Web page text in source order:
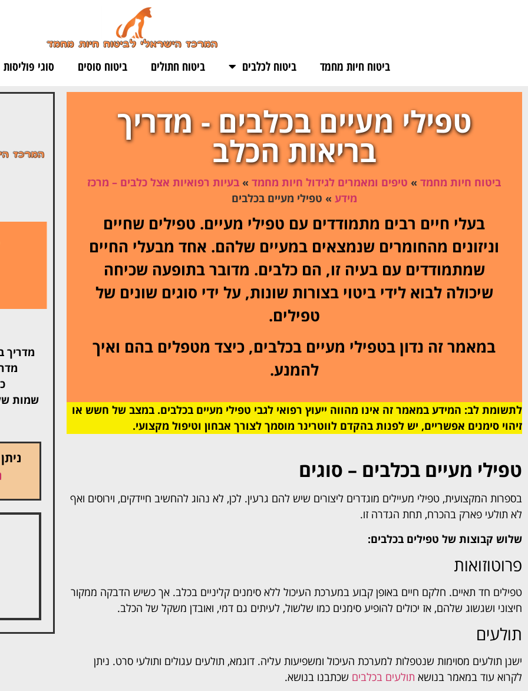
ביטוח חיות מחמד ביטוח לכלבים ביטוח חתולים ביטוח סוסים סוגי פוליסות
טפילי מעיים בכלבים - מדריך
בריאות הכלב
ביטוח חיות מחמד» טיפים ומאמרים לגידול חיות מחמד» בעיות רפואיות אצל כלבים – מרכז
מידע » טפילי מעיים בכלבים
בעלי חיים רבים מתמודדים עם טפילי מעיים. טפילים שחיים
וניזונים מהחומרים שנמצאים במעיים שלהם. אחד מבעלי החיים
שמתמודדים עם בעיה זו, הם כלבים. מדובר בתופעה שכיחה
שיכולה לבוא לידי ביטוי בצורות שונות, על ידי סוגים שונים של
טפילים.
במאמר זה נדון בטפילי מעיים בכלבים, כיצד מטפלים בהם ואיך
להמנע.
לתשומת לב: המידע במאמר זה אינו מהווה ייעוץ רפואי לגבי טפילי מעיים בכלבים. במצב של חשש או
זיהוי סימנים אפשריים, יש לפנות בהקדם לווטרינר מוסמך לצורך אבחון וטיפול מקצועי.
טפילי מעיים בכלבים – סוגים
בספרות המקצועית, טפילי מעיילים מוגדרים ליצורים שיש להם גרעין. לכן, לא נהוג להחשיב חיידקים, וירוסים ואף
לא תולעי פארק בהכרח, תחת הגדרה זו.
שלוש קבוצות של טפילים בכלבים:
פרוטוזואות
טפילים חד תאיים. חלקם חיים באופן קבוע במערכת העיכול ללא סימנים קליניים בכלב. אך כשיש הדבקה ממקור
חיצוני ושגשוג שלהם, אז יכולים להופיע סימנים כמו שלשול, לעיתים גם דמי, ואובדן משקל של הכלב.
תולעים
ישנן תולעים מסוימות שנטפלות למערכת העיכול ומשפיעות עליה. דוגמא, תולעים עגולים ותולעי סרט. ניתן
לקרוא עוד במאמר בנושא תולעים בכלבים שכתבנו בנושא.
מדריך
שמות